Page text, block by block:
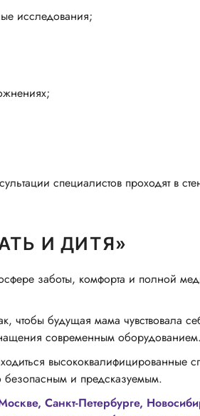
исследования;
специалистов проходят в
И ДИТЯ»
заботы, комфорта и полной
чтобы будущая мама чувствовала
современным оборудованием.
высококвалифицированные
и предсказуемым.
Санкт-Петербурге,